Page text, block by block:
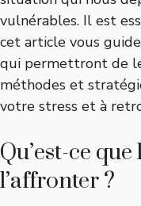
vulnérables. Il est
cet article vous
qui permettront de
méthodes et
votre stress et à
Qu’est-ce
l’affronter ?